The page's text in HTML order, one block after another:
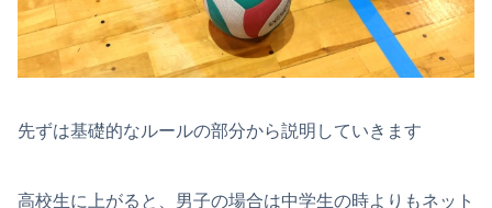
先ずは基礎的なルールの部分から説明していきます
高校生に上がると、男子の場合は中学生の時よりもネット